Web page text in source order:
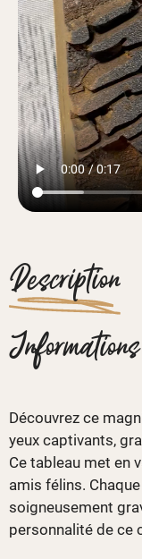
Description
Découvrez ce
yeux captivants,
Ce tableau met en
amis félins.
soigneusement
personnalité de ce